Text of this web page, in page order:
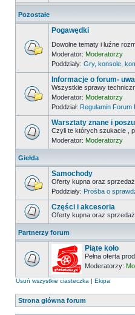
Pozostałe
Pogawędki
Dowolne tematy i luźne
Moderator: Moderatorzy
Poddziały: Gry, konsole,
Informacje o forum-
Wszystkie sprawy
Moderator: Moderatorzy
Poddział: Regulamin Forum
Warsztaty znane i
Czyli te których szukacie ,
Moderator: Moderatorzy
Giełda
Samochody
Oferty kupna oraz
Poddziały: Prośba o
Części i akcesoria
Oferty kupna oraz
Partnerzy forum
Piąte koło
Pełna oferta
Moderatorzy:
Usuń wszystkie ciasteczka | Ekipa
Strona główna forum